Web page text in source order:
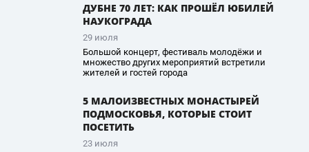
ДУБНЕ 70 ЛЕТ: КАК ПРОШЁЛ ЮБИЛЕЙ
НАУКОГРАДА
29 июля
Большой концерт, фестиваль молодёжи и
множество других мероприятий встретили
жителей и гостей города
5 МАЛОИЗВЕСТНЫХ МОНАСТЫРЕЙ
ПОДМОСКОВЬЯ, КОТОРЫЕ СТОИТ
ПОСЕТИТЬ
23 июля